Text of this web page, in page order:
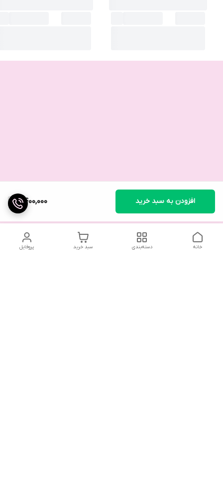
2,400,000 افزودن به سبد خرید
پروفایل سبد خرید دسته‌بندی خانه